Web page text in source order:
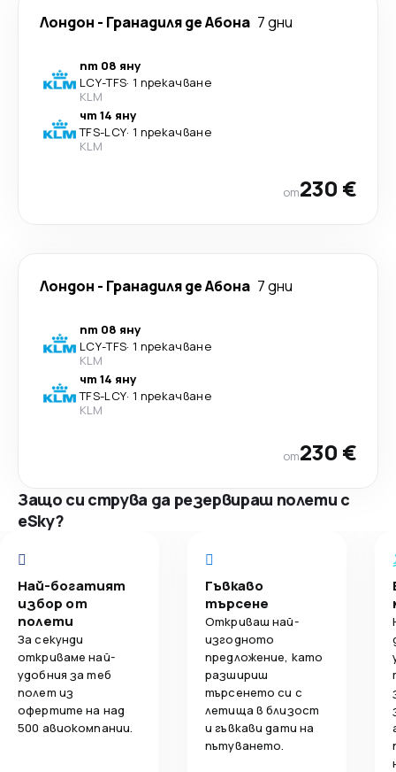
Лондон - Гранадиля де Абона 7 дни
пт 08 яну
LCY-TFS· 1 прекачване
KLM
чт 14 яну
TFS-LCY· 1 прекачване
KLM
от230 €
Лондон - Гранадиля де Абона 7 дни
пт 08 яну
LCY-TFS· 1 прекачване
KLM
чт 14 яну
TFS-LCY· 1 прекачване
KLM
от230 €
Защо си струва да резервираш полети с
eSky?
Най-богатият
избор от
полети
За секунди
откриваме най-
удобния за теб
полет из
офертите на над
500 авиокомпании.
Гъвкаво
търсене
Откриваш най-
изгодното
предложение, като
разшириш
търсенето си с
летища в близост
и гъвкави дати на
пътуването.